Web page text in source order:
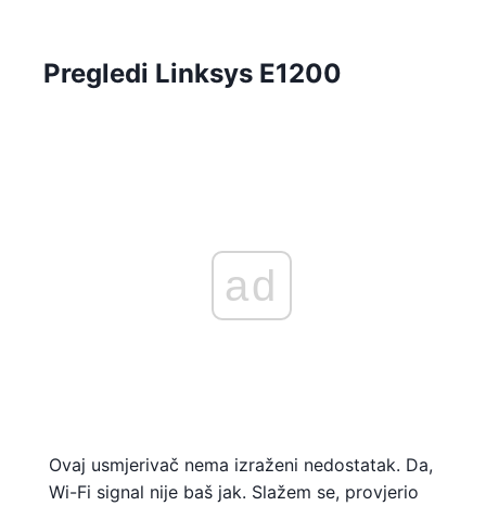
Pregledi Linksys E1200
ad
Ovaj usmjerivač nema izraženi nedostatak. Da,
Wi-Fi signal nije baš jak. Slažem se, provjerio